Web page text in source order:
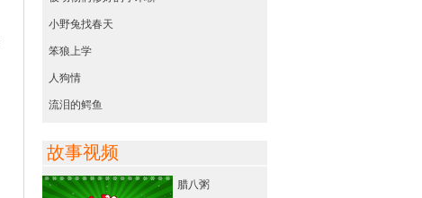
小野兔找春天
笨狼上学
人狗情
流泪的鳄鱼
故事视频
腊八粥